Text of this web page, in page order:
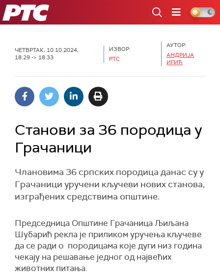
РТС
ЧЕТВРТАК, 10.10.2024,
18:29 -> 18:33
ИЗВОР:
РТС
АУТОР:
АНДРИЈА
ИГИЋ
Станови за 36 породица у
Грачаници
Члановима 36 српских породица данас су у
Грачаници уручени кључеви нових станова,
изграђених средствима општине.
Председница Општине Грачаница Љиљана
Шубарић рекла је приликом уручења кључеве
да се ради о породицама које дуги низ година
чекају на решавање једног од највећих
животних питања.